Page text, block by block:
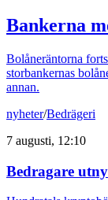
Bankerna
Bolåneräntorna
storbankernas
annan.
nyheter/Bedrägeri
7 augusti, 12:10
Bedragare